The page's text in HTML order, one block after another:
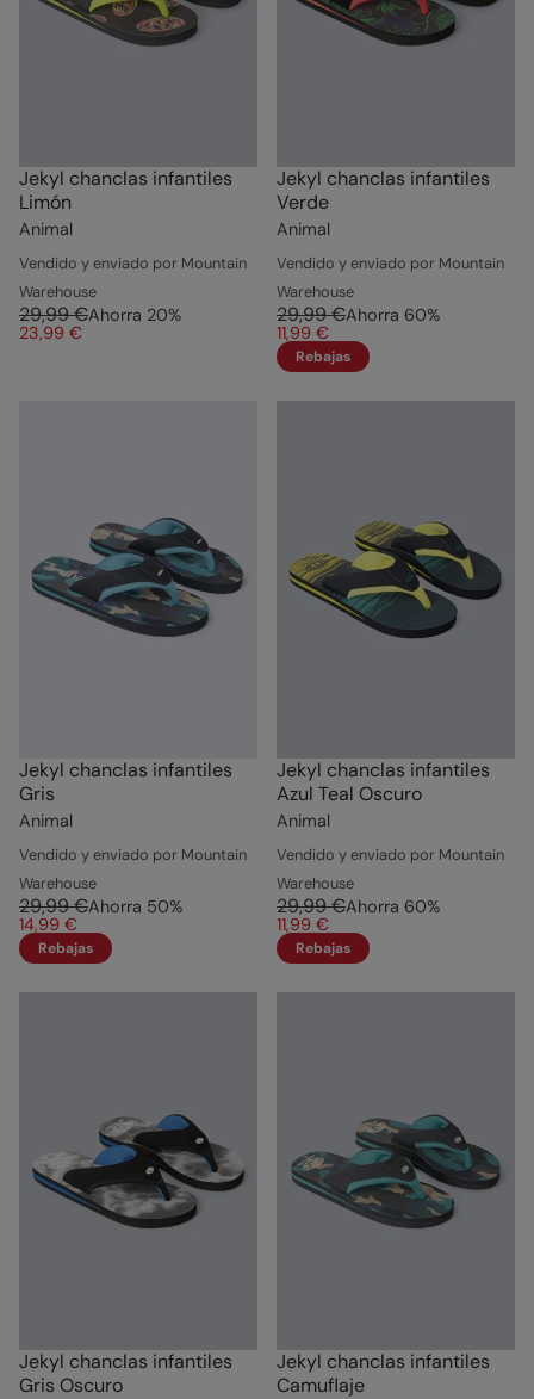
Jekyl chanclas infantiles
Limón
Animal
Vendido y enviado por Mountain
Warehouse
29,99 €Ahorra 20%
23,99 €
Jekyl chanclas infantiles
Verde
Animal
Vendido y enviado por Mountain
Warehouse
29,99 €Ahorra 60%
11,99 €
Rebajas
Jekyl chanclas infantiles
Gris
Animal
Vendido y enviado por Mountain
Warehouse
29,99 €Ahorra 50%
14,99 €
Rebajas
Jekyl chanclas infantiles
Azul Teal Oscuro
Animal
Vendido y enviado por Mountain
Warehouse
29,99 €Ahorra 60%
11,99 €
Rebajas
Jekyl chanclas infantiles
Gris Oscuro
Jekyl chanclas infantiles
Camuflaje